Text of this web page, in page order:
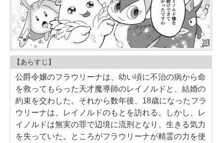
【あらすじ】
公爵令嬢のフラウリーナは、幼い頃に不治の病から命
を救ってもらった天才魔導師のレイノルドと、結婚の
約束を交わした。それから数年後、18歳になったフラ
ウリーナは、レイノルドのもとを訪れる。しかし、レ
イノルドは無実の罪で辺境に流刑となり、生きる気力
を失っていた。ところがフラウリーナが精霊の力を使